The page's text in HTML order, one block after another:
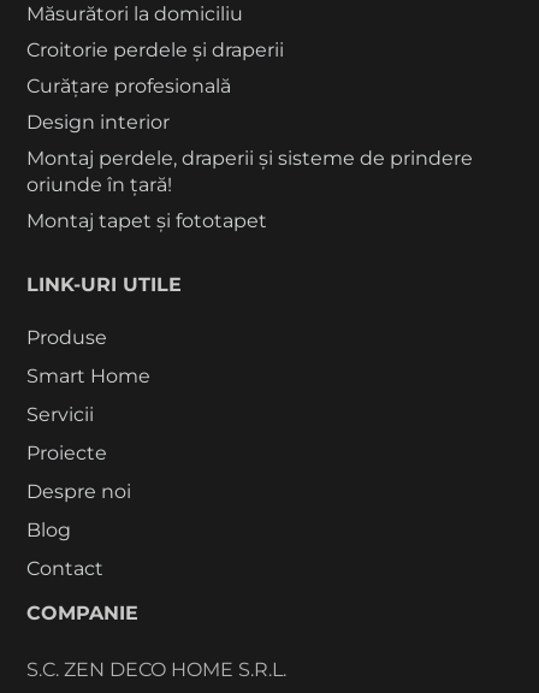
Măsurători la domiciliu
Croitorie perdele și draperii
Curățare profesională
Design interior
Montaj perdele, draperii și sisteme de prindere
oriunde în țară!
Montaj tapet și fototapet
LINK-URI UTILE
Produse
Smart Home
Servicii
Proiecte
Despre noi
Blog
Contact
COMPANIE
S.C. ZEN DECO HOME S.R.L.